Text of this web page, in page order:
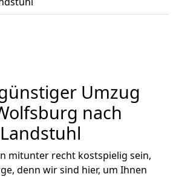
Umzug
nach
Landstuhl
mitunter recht kostspielig sein,
denn wir sind hier, um Ihnen